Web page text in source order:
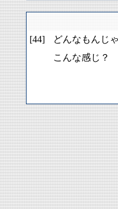
[44]
どんなもんじ
こんな感じ？